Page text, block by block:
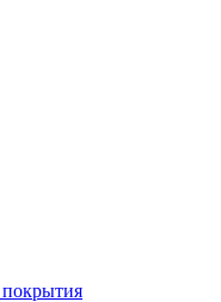
покрытия